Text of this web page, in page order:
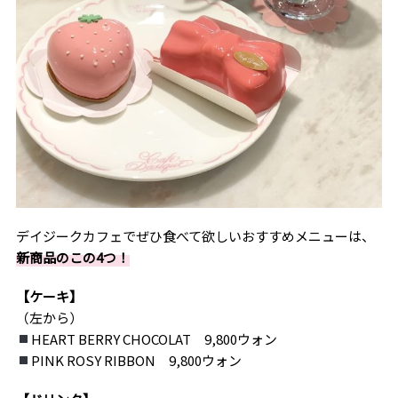
デイジークカフェでぜひ食べて欲しいおすすめメニューは、
新商品のこの4つ！
【ケーキ】
（左から）
HEART BERRY CHOCOLAT 9,800ウォン
PINK ROSY RIBBON 9,800ウォン